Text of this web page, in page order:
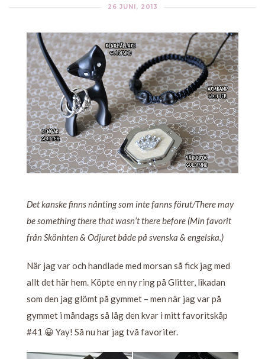
26 JUNI, 2013
Det kanske finns nånting som inte fanns förut/There may
be something there that wasn’t there before (Min favorit
från Skönhten & Odjuret både på svenska & engelska.)
När jag var och handlade med morsan så fick jag med
allt det här hem. Köpte en ny ring på Glitter, likadan
som den jag glömt på gymmet – men när jag var på
gymmet i måndags så låg den kvar i mitt favoritskåp
#41 😀 Yay! Så nu har jag två favoriter.